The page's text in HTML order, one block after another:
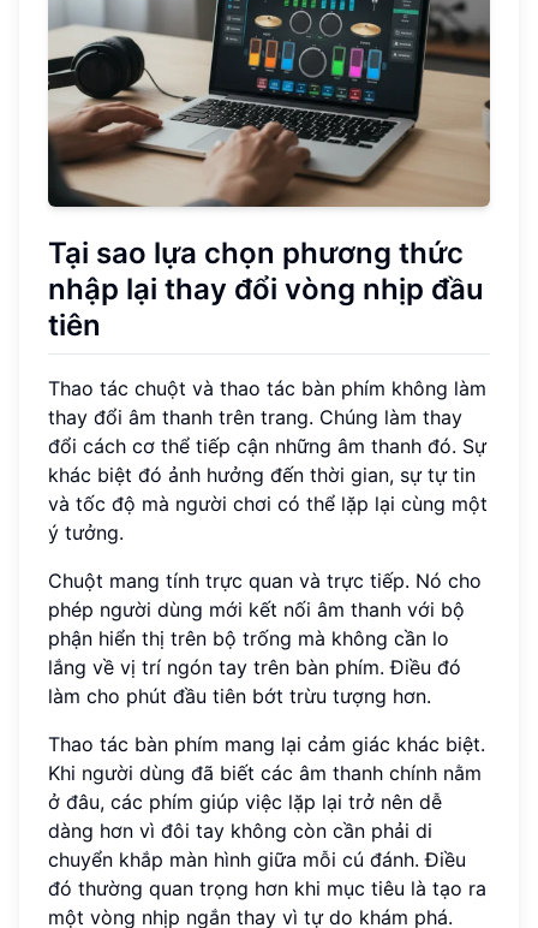
Tại sao lựa chọn phương thức
nhập lại thay đổi vòng nhịp đầu
tiên
Thao tác chuột và thao tác bàn phím không làm
thay đổi âm thanh trên trang. Chúng làm thay
đổi cách cơ thể tiếp cận những âm thanh đó. Sự
khác biệt đó ảnh hưởng đến thời gian, sự tự tin
và tốc độ mà người chơi có thể lặp lại cùng một
ý tưởng.
Chuột mang tính trực quan và trực tiếp. Nó cho
phép người dùng mới kết nối âm thanh với bộ
phận hiển thị trên bộ trống mà không cần lo
lắng về vị trí ngón tay trên bàn phím. Điều đó
làm cho phút đầu tiên bớt trừu tượng hơn.
Thao tác bàn phím mang lại cảm giác khác biệt.
Khi người dùng đã biết các âm thanh chính nằm
ở đâu, các phím giúp việc lặp lại trở nên dễ
dàng hơn vì đôi tay không còn cần phải di
chuyển khắp màn hình giữa mỗi cú đánh. Điều
đó thường quan trọng hơn khi mục tiêu là tạo ra
một vòng nhịp ngắn thay vì tự do khám phá.